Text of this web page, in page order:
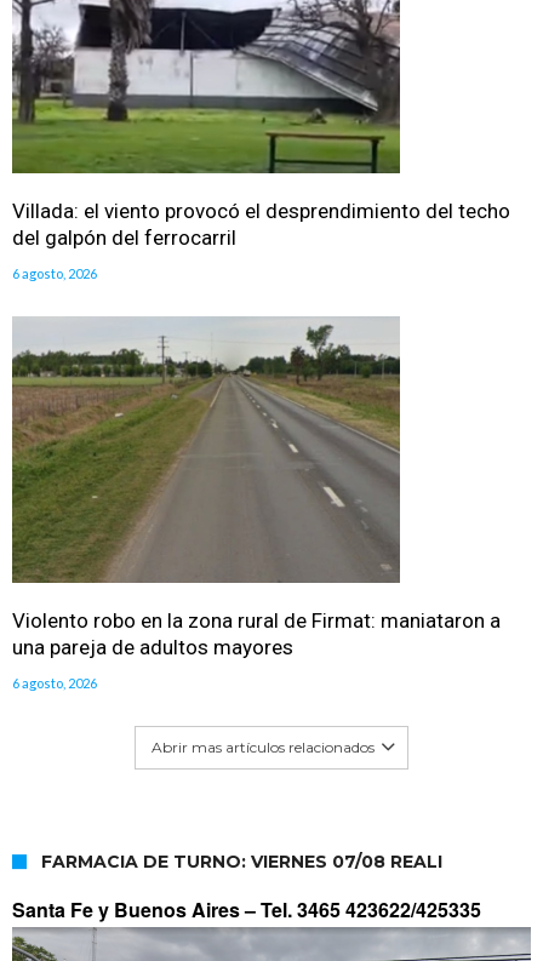
Villada: el viento provocó el desprendimiento del techo
del galpón del ferrocarril
6 agosto, 2026
Violento robo en la zona rural de Firmat: maniataron a
una pareja de adultos mayores
6 agosto, 2026
Abrir mas artículos relacionados
FARMACIA DE TURNO: VIERNES 07/08 REALI
Santa Fe y Buenos Aires –Tel. 3465 423622/425335